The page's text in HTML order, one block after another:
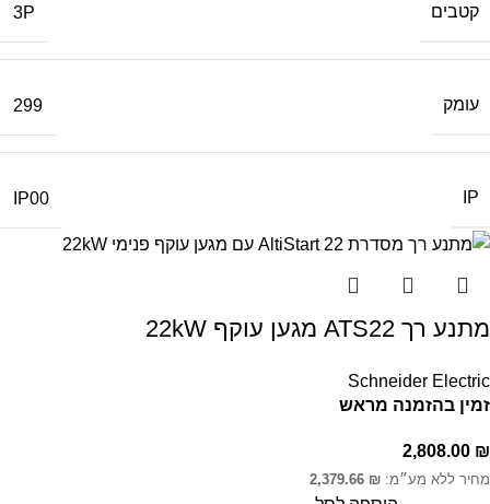
קטבים 3P
עומק 299
IP
IP00
מתנע רך ATS22 מגען עוקף 22kW
Schneider Electric
זמין בהזמנה מראש
2,808.00 ₪
מחיר ללא מע״מ: 2,379.66 ₪